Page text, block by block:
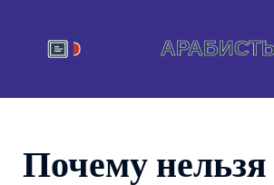
Почему нельзя